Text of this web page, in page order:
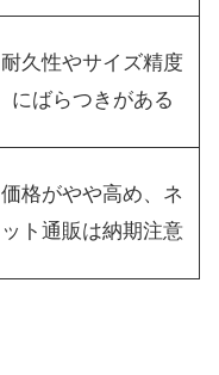
耐久性やサイズ精度
にばらつきがある
価格がやや高め、ネ
ット通販は納期注意